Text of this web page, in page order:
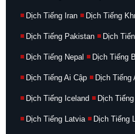
Dịch Tiếng Iran Dịch Tiếng
Dịch Tiếng Pakistan Dịch
Dịch Tiếng Nepal Dịch Tiếng
Dịch Tiếng Ai Cập Dịch Tiếng
Dịch Tiếng Iceland Dịch
Dịch Tiếng Latvia Dịch Tiếng